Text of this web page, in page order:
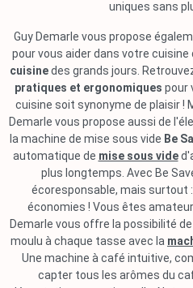
uniques sans
Guy Demarle vous propose
pour vous aider dans votre
cuisinedes grands jours.
pratiques et ergonomiques pour
cuisine soit synonyme de plaisir !
Demarle vous propose aussi de
la machine de mise sous vide Be
automatique de mise sous vide
plus longtemps. Avec Be
écoresponsable, mais surtout
économies ! Vous êtes
Demarle vous offre la possibilité
moulu à chaque tasse avec la
Une machine à café intuitive,
capter tous les arômes du